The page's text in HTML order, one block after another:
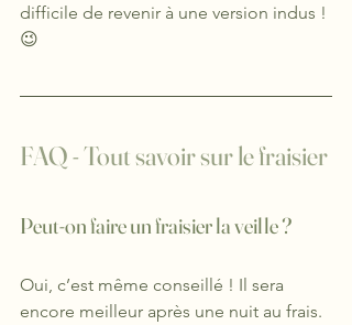
difficile de revenir à une version indus !
😉
FAQ - Tout savoir sur le fraisier
Peut-on faire un fraisier la veille ?
Oui, c’est même conseillé ! Il sera
encore meilleur après une nuit au frais.